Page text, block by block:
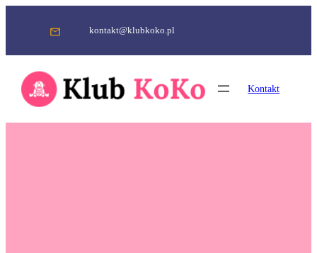
kontakt@klubkoko.pl
Kontakt